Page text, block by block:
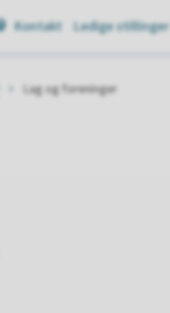
Kontakt Ledige stillinger
Lag og foreninger